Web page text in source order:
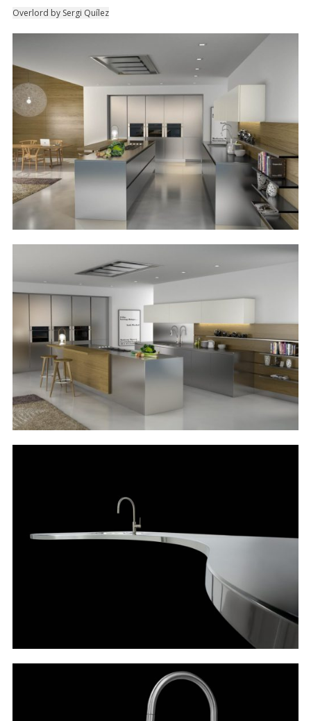
Overlord by Sergi Quílez